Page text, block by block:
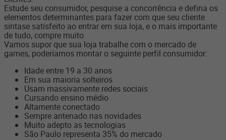
Estude seu consumidor, pesquise a concorrência e defina os
elementos determinantes para fazer com que seu cliente
sinta­se satisfeito ao entrar em sua loja, e o mais importante
de tudo, compre muito.
Vamos supor que sua loja trabalhe com o mercado de
games, poderíamos montar o seguinte perfil consumidor:
Idade entre 19 a 30 anos
Em sua maioria solteiros
Usam massivamente redes sociais
Cursando ensino médio
Altamente conectado
Sempre antenado nas novidades
Muito adepto as tecnologias
São Paulo representa 35% do mercado